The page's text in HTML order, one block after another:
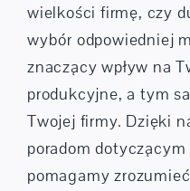
wielkości firmę, czy
wybór odpowiedniej
znaczący wpływ na
produkcyjne, a tym
Twojej firmy. Dzięki
poradom
pomagamy